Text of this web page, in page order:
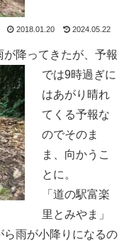
2018.01.20 2024.05.22
が降ってきたが、予報
では9時過ぎに
はあがり晴れ
てくる予報な
のでそのま
ま、向かうこ
とに。
「道の駅富楽
里とみやま」
雨が小降りになるの